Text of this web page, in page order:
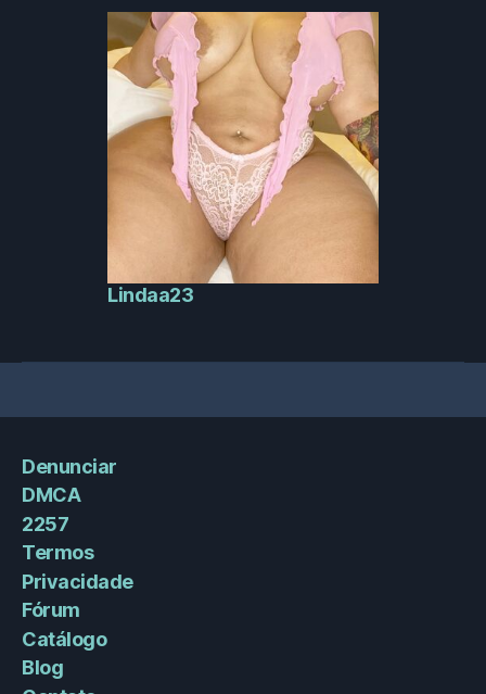
Lindaa23
Denunciar
DMCA
2257
Termos
Privacidade
Fórum
Catálogo
Blog